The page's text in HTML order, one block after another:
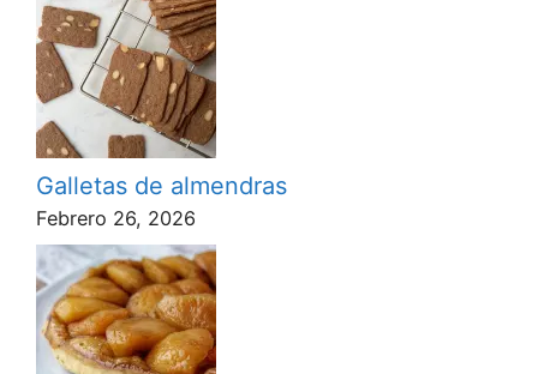
Galletas de almendras
Febrero 26, 2026